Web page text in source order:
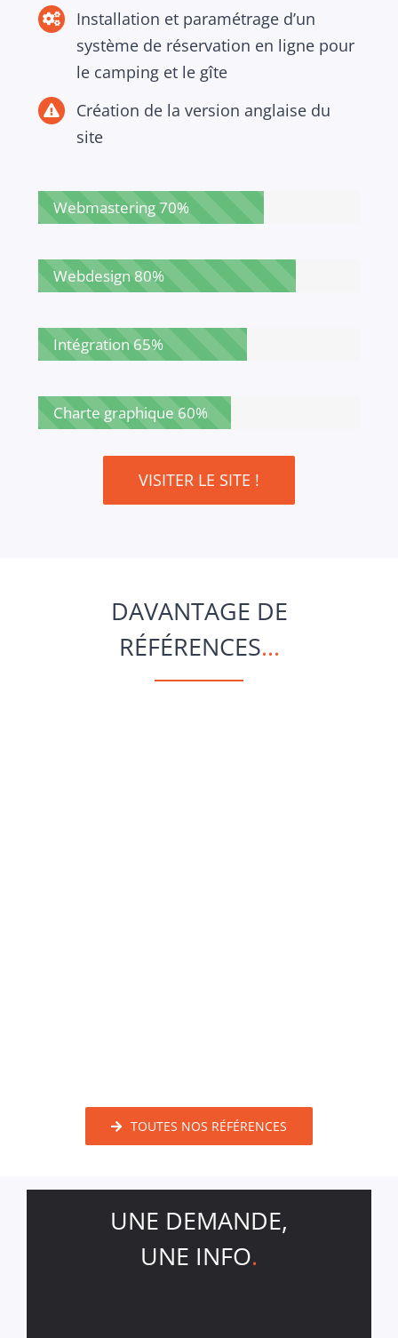
Installation et paramétrage d’un
système de réservation en ligne pour
le camping et le gîte
Création de la version anglaise du
site
Webmastering70%
Webdesign 80%
Intégration 65%
Charte graphique 60%
VISITER LE SITE !
DAVANTAGE DE
RÉFÉRENCES...
TOUTES NOS RÉFÉRENCES
UNE DEMANDE,
UNE INFO.